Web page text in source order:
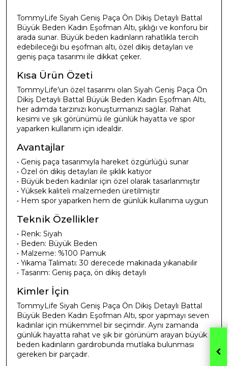
TommyLife Siyah Geniş Paça Ön Dikiş Detaylı Battal
Büyük Beden Kadın Eşofman Altı, şıklığı ve konforu bir
arada sunar. Büyük beden kadınların rahatlıkla tercih
edebileceği bu eşofman altı, özel dikiş detayları ve
geniş paça tasarımı ile dikkat çeker.
Kısa Ürün Özeti
TommyLife'un özel tasarımı olan Siyah Geniş Paça Ön
Dikiş Detaylı Battal Büyük Beden Kadın Eşofman Altı,
her adımda tarzınızı konuşturmanızı sağlar. Rahat
kesimi ve şık görünümü ile günlük hayatta ve spor
yaparken kullanım için idealdir.
Avantajlar
• Geniş paça tasarımıyla hareket özgürlüğü sunar
• Özel ön dikiş detayları ile şıklık katıyor
• Büyük beden kadınlar için özel olarak tasarlanmıştır
• Yüksek kaliteli malzemeden üretilmiştir
• Hem spor yaparken hem de günlük kullanıma uygun
Teknik Özellikler
• Renk: Siyah
• Beden: Büyük Beden
• Malzeme: %100 Pamuk
• Yıkama Talimatı: 30 derecede makinada yıkanabilir
• Tasarım: Geniş paça, ön dikiş detaylı
Kimler İçin
TommyLife Siyah Geniş Paça Ön Dikiş Detaylı Battal
Büyük Beden Kadın Eşofman Altı, spor yapmayı seven
kadınlar için mükemmel bir seçimdir. Aynı zamanda
günlük hayatta rahat ve şık bir görünüm arayan büyük
beden kadınların gardırobunda mutlaka bulunması
gereken bir parçadır.